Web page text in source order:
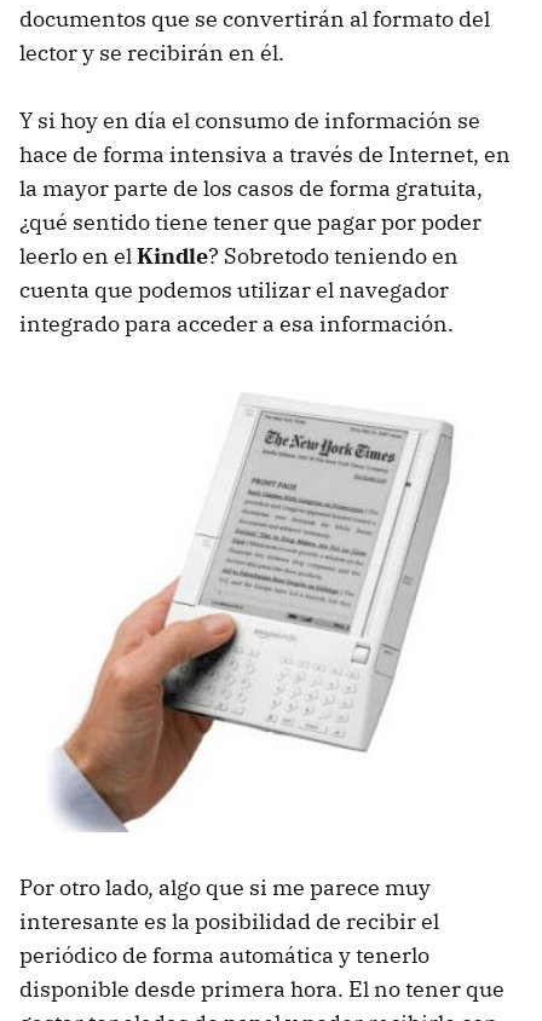
documentos que se convertirán al formato del
lector y se recibirán en él.
Y si hoy en día el consumo de información se
hace de forma intensiva a través de Internet, en
la mayor parte de los casos de forma gratuita,
¿qué sentido tiene tener que pagar por poder
leerlo en elKindle? Sobretodo teniendo en
cuenta que podemos utilizar el navegador
integrado para acceder a esa información.
Por otro lado, algo que si me parece muy
interesante es la posibilidad de recibir el
periódico de forma automática y tenerlo
disponible desde primera hora. El no tener que